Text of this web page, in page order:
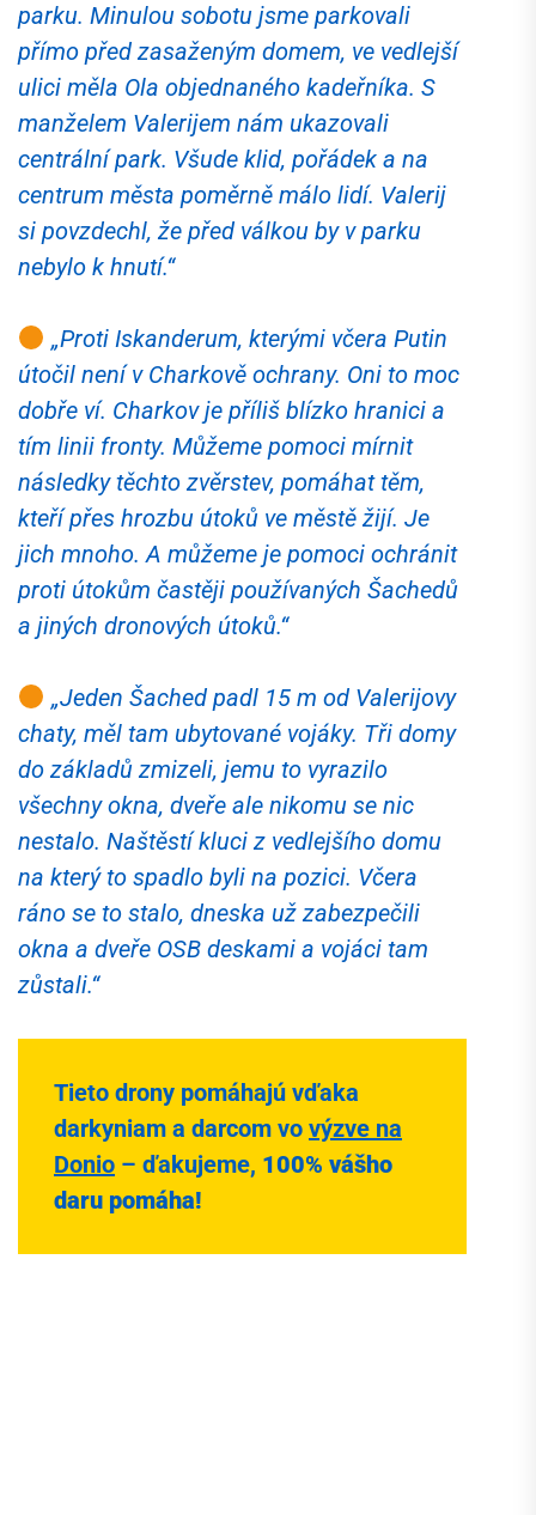
parku. Minulou sobotu jsme parkovali
přímo před zasaženým domem, ve vedlejší
ulici měla Ola objednaného kadeřníka. S
manželem Valerijem nám ukazovali
centrální park. Všude klid, pořádek a na
centrum města poměrně málo lidí. Valerij
si povzdechl, že před válkou by v parku
nebylo k hnutí.“
„Proti Iskanderum, kterými včera Putin
útočil není v Charkově ochrany. Oni to moc
dobře ví. Charkov je příliš blízko hranici a
tím linii fronty. Můžeme pomoci mírnit
následky těchto zvěrstev, pomáhat těm,
kteří přes hrozbu útoků ve městě žijí. Je
jich mnoho. A můžeme je pomoci ochránit
proti útokům častěji používaných Šachedů
a jiných dronových útoků.“
„Jeden Šached padl 15 m od Valerijovy
chaty, měl tam ubytované vojáky. Tři domy
do základů zmizeli, jemu to vyrazilo
všechny okna, dveře ale nikomu se nic
nestalo. Naštěstí kluci z vedlejšího domu
na který to spadlo byli na pozici. Včera
ráno se to stalo, dneska už zabezpečili
okna a dveře OSB deskami a vojáci tam
zůstali.“
Tieto drony pomáhajú vďaka
darkyniam a darcom vo výzve na
Donio – ďakujeme, 100% vášho
daru pomáha!